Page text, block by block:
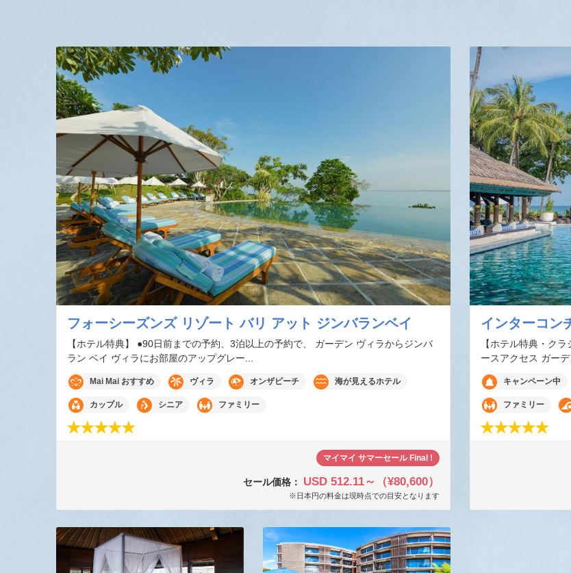
フォーシーズンズ リゾート バリ アット ジンバランベイ
【ホテル特典】 ●90日前までの予約、3泊以上の予約で、 ガーデン ヴィラからジンバ
ラン ベイ ヴィラにお部屋のアップグレー...
Mai Mai おすすめ ヴィラ オンザビーチ 海が見えるホテル
カップル シニア ファミリー
マイマイ サマーセール Final !
セール価格： USD 512.11～（¥80,600）
※日本円の料金は現時点での目安となります
インターコン
【ホテル特典・ク
ースアクセス ガー
キャンペーン中
ファミリー